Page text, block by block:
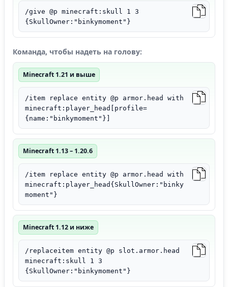
/give @p minecraft:skull 1 3
{SkullOwner:"binkymoment"}
Команда, чтобы надеть на голову:
Minecraft 1.21 и выше
/item replace entity @p armor.head with
minecraft:player_head[profile=
{name:"binkymoment"}]
Minecraft 1.13 – 1.20.6
/item replace entity @p armor.head with
minecraft:player_head{SkullOwner:"binky
moment"}
Minecraft 1.12 и ниже
/replaceitem entity @p slot.armor.head
minecraft:skull 1 3
{SkullOwner:"binkymoment"}